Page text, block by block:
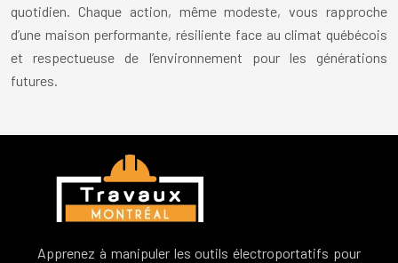
quotidien. Chaque action, même modeste, vous rapproche
d’une maison performante, résiliente face au climat québécois
et respectueuse de l’environnement pour les générations
futures.
Apprenez à manipuler les outils électroportatifs pour